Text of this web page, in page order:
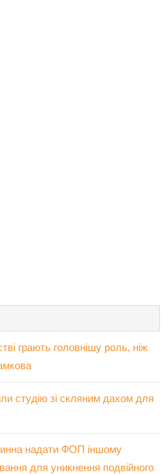
грають головнішу роль, ніж
студію зі скляним дахом для
надати ФОП іншому
для уникнення подвійного